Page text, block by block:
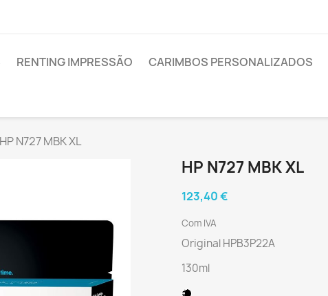
RENTING IMPRESSÃO CARIMBOS PERSONALIZADOS
HP N727 MBK XL
HP N727 MBK XL
123,40 €
Com IVA
Original HPB3P22A
130ml